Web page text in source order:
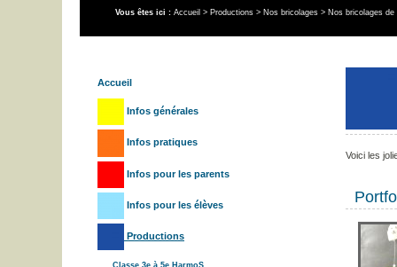
Vous êtes ici : Accueil > Productions > Nos bricolages > Nos bricolages de
Accueil
Infos générales
Infos pratiques
Infos pour les parents
Infos pour les élèves
Productions
Classe 3e à 5e HarmoS
Voici les